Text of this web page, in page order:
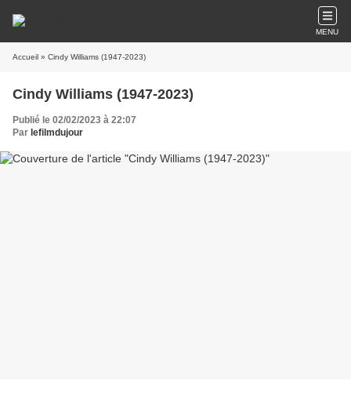
MENU
Accueil » Cindy Williams (1947-2023)
Cindy Williams (1947-2023)
Publié le 02/02/2023 à 22:07
Par lefilmdujour